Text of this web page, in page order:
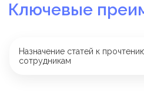
Назначение статей к
сотрудникам
функционалу.